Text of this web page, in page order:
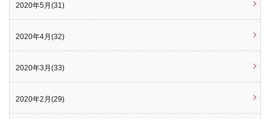
2020年5月(31)
2020年4月(32)
2020年3月(33)
2020年2月(29)